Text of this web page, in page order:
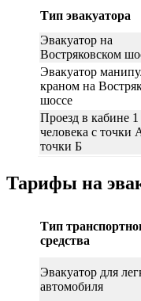
Тип эвакуатора
Эвакуатор на
Востряковском
Эвакуатор
краном на
шоссе
Проезд в кабине 1
человека с точки
точки Б
Тарифы на
Тип
средства
Эвакуатор для
автомобиля